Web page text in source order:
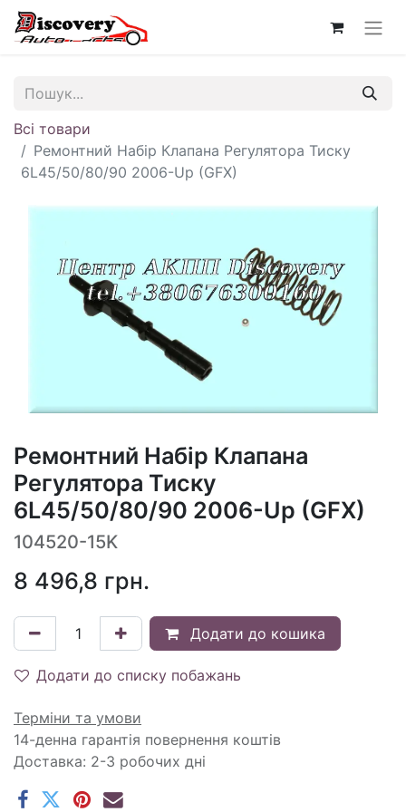
Всі товари
Ремонтний Набір Клапана Регулятора Тиску
6L45/50/80/90 2006-Up (GFX)
Ремонтний Набір Клапана
Регулятора Тиску
6L45/50/80/90 2006-Up (GFX)
104520-15K
8 496,8 грн.
Додати до кошика
Додати до списку побажань
Терміни та умови
14-денна гарантія повернення коштів
Доставка: 2-3 робочих дні